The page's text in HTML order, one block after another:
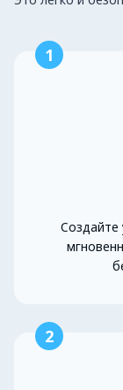
1
Создайте
2